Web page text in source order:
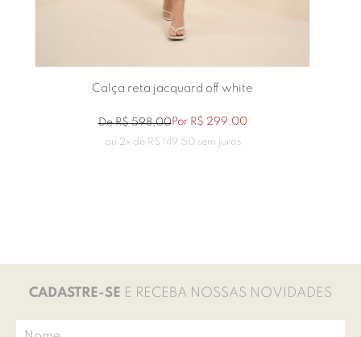
Calça reta jacquard off white
DeR$ 598,00Por R$ 299,00
ou 2x de R$ 149 50sem juros
CADASTRE-SE E RECEBA NOSSAS NOVIDADES